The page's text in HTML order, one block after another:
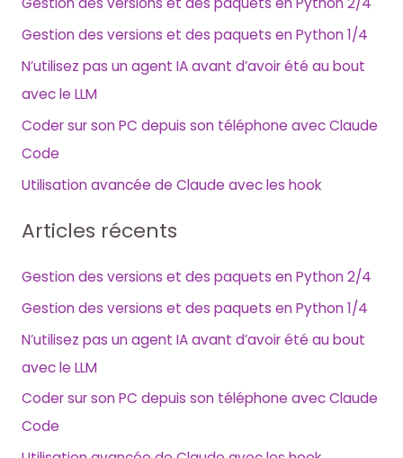
Gestion des versions et des paquets en Python 1/4
N’utilisez pas un agent IA avant d’avoir été au bout
avec le LLM
Coder sur son PC depuis son téléphone avec Claude
Code
Utilisation avancée de Claude avec les hook
Articles récents
Gestion des versions et des paquets en Python 2/4
Gestion des versions et des paquets en Python 1/4
N’utilisez pas un agent IA avant d’avoir été au bout
avec le LLM
Coder sur son PC depuis son téléphone avec Claude
Code